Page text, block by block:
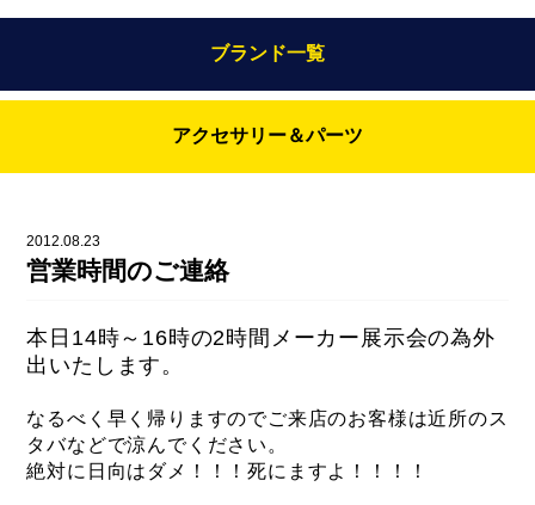
ブランド一覧
Bianchi（ビアンキ）
BRUNO(ブルーノ)
DAHON（ダホーン）
FUJI（フジ）
KUWAHARA（クワハラ）
MASI（マージ）
アクセサリー＆パーツ
knog（ノグ）
カスタム ペイント
2012.08.23
営業時間のご連絡
本日14時～16時の2時間メーカー展示会の為外
出いたします。
なるべく早く帰りますのでご来店のお客様は近所のス
タバなどで涼んでください。
絶対に日向はダメ！！！死にますよ！！！！